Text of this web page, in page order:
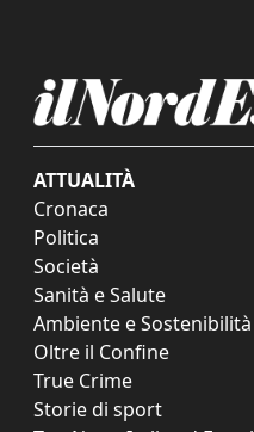
ATTUALITÀ
Cronaca
Politica
Società
Sanità e Salute
Ambiente e Sostenibilità
Oltre il Confine
True Crime
Storie di sport